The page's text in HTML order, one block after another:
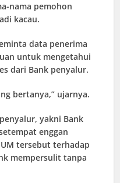
nama pemohon
kacau.
data penerima
untuk mengetahui
dari Bank penyalur.
bertanya,” ujarnya.
yakni Bank
enggan
tersebut terhadap
mempersulit tanpa